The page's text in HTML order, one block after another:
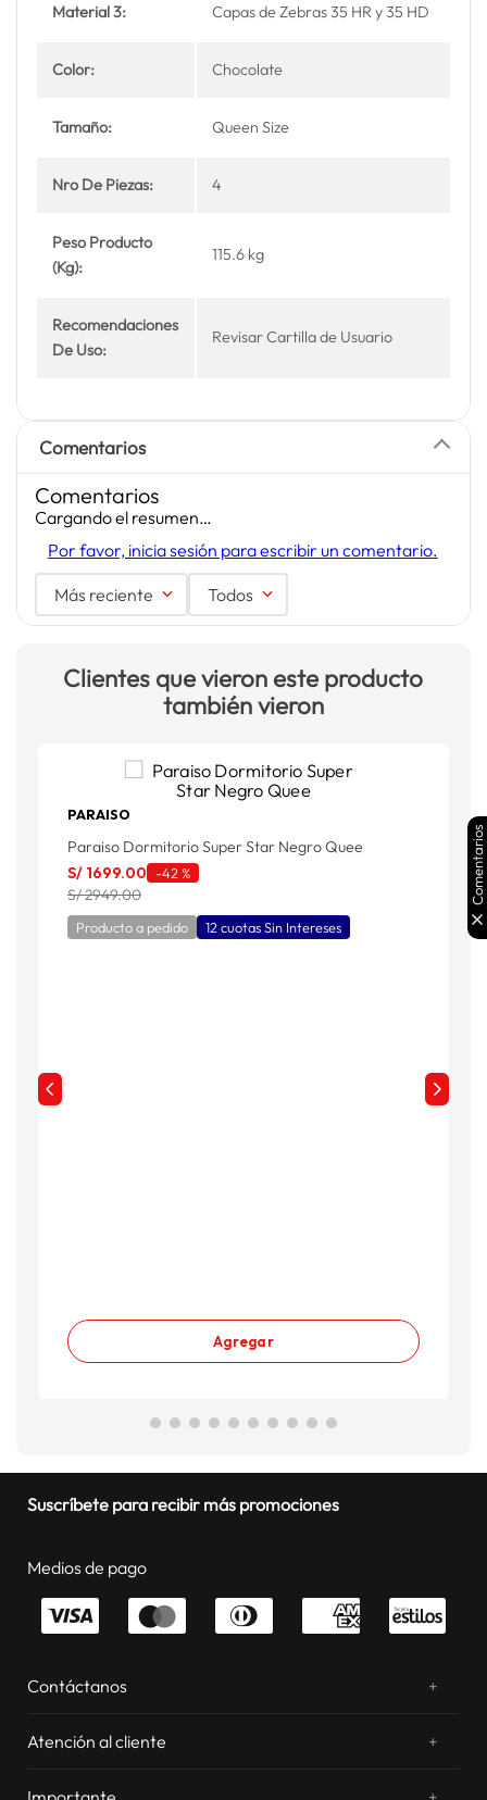
Material 3: Capas de Zebras 35 HR y 35 HD
Color: Chocolate
Tamaño: Queen Size
Nro De Piezas: 4
Peso Producto
(Kg):
115.6 kg
Recomendaciones
De Uso:
Revisar Cartilla de Usuario
Comentarios
Comentarios
Cargando el resumen…
Por favor, inicia sesión para escribir un comentario.
Más reciente Todos
Clientes que vieron este producto
también vieron
PARAISO
Paraiso Dormitorio Super Star Negro Quee
S/ 1699.00 -42 %
S/ 2949.00
Producto a pedido 12 cuotas Sin Intereses
Agregar
Suscríbete para recibir más promociones
Medios de pago
Contáctanos +
Atención al cliente
+
Comentarios